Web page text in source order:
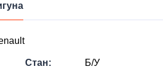
Стан: Б/У